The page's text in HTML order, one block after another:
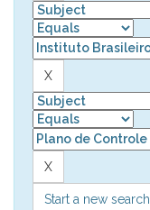
Start a new search